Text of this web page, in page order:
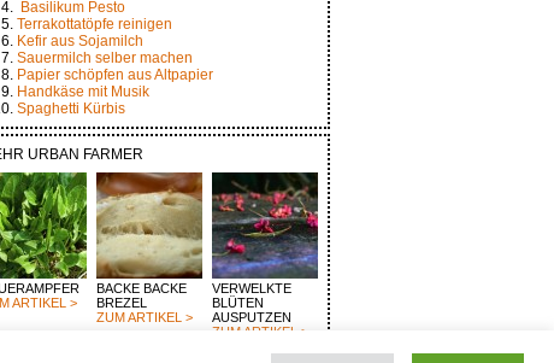
Basilikum Pesto
Terrakottatöpfe reinigen
Kefir aus Sojamilch
Sauermilch selber machen
Papier schöpfen aus Altpapier
Handkäse mit Musik
Spaghetti Kürbis
URBAN FARMER
ARTIKEL >
BACKE BACKE
BREZEL
ZUM ARTIKEL >
VERWELKTE
BLÜTEN
AUSPUTZEN
ZUM ARTIKEL >